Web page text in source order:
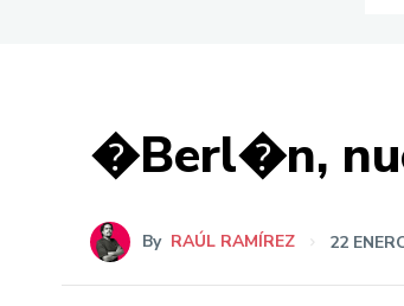
�Berl�n,
By RAÚL RAMÍREZ 22